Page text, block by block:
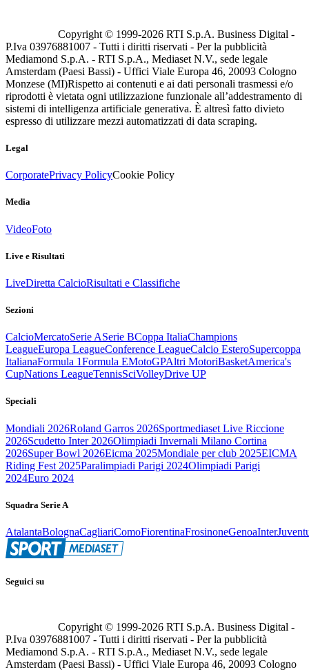
Copyright © 1999-2026 RTI S.p.A. Business Digital -
P.Iva 03976881007 - Tutti i diritti riservati - Per la pubblicità
Mediamond S.p.A. - RTI S.p.A., Mediaset N.V., sede legale
Amsterdam (Paesi Bassi) - Uffici Viale Europa 46, 20093 Cologno
Monzese (MI)Rispetto ai contenuti e ai dati personali trasmessi e/o
riprodotti è vietata ogni utilizzazione funzionale all’addestramento di
sistemi di intelligenza artificiale generativa. È altresì fatto divieto
espresso di utilizzare mezzi automatizzati di data scraping.
Legal
CorporatePrivacy PolicyCookie Policy
Media
VideoFoto
Live e Risultati
LiveDiretta CalcioRisultati e Classifiche
Sezioni
CalcioMercatoSerie ASerie BCoppa ItaliaChampions
LeagueEuropa LeagueConference LeagueCalcio EsteroSupercoppa
ItalianaFormula 1Formula EMotoGPAltri MotoriBasketAmerica's
CupNations LeagueTennisSciVolleyDrive UP
Speciali
Mondiali 2026Roland Garros 2026Sportmediaset Live Riccione
2026Scudetto Inter 2026Olimpiadi Invernali Milano Cortina
2026Super Bowl 2026Eicma 2025Mondiale per club 2025EICMA
Riding Fest 2025Paralimpiadi Parigi 2024Olimpiadi Parigi
2024Euro 2024
Squadra Serie A
AtalantaBolognaCagliariComoFiorentinaFrosinoneGenoaInter
Seguici su
Copyright © 1999-2026 RTI S.p.A. Business Digital -
P.Iva 03976881007 - Tutti i diritti riservati - Per la pubblicità
Mediamond S.p.A. - RTI S.p.A., Mediaset N.V., sede legale
Amsterdam (Paesi Bassi) - Uffici Viale Europa 46, 20093 Cologno